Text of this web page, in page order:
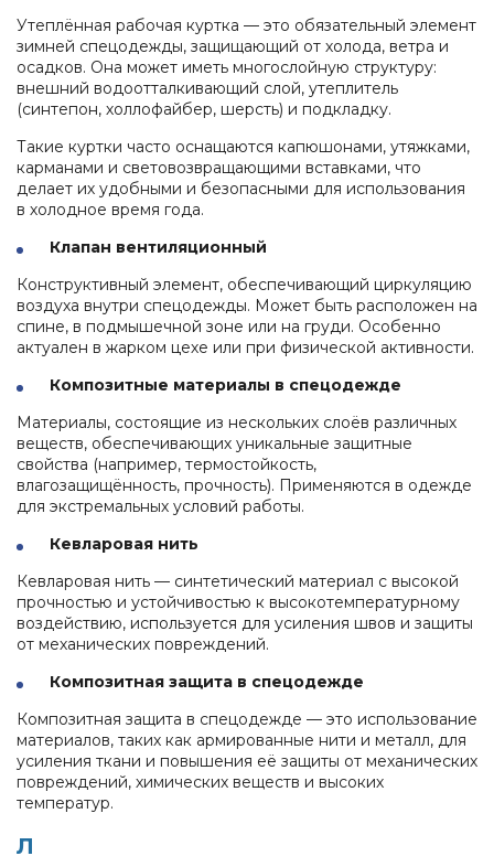
Утеплённая рабочая куртка — это обязательный элемент
зимней спецодежды, защищающий от холода, ветра и
осадков. Она может иметь многослойную структуру:
внешний водоотталкивающий слой, утеплитель
(синтепон, холлофайбер, шерсть) и подкладку.
Такие куртки часто оснащаются капюшонами, утяжками,
карманами и световозвращающими вставками, что
делает их удобными и безопасными для использования
в холодное время года.
Клапан вентиляционный
Конструктивный элемент, обеспечивающий циркуляцию
воздуха внутри спецодежды. Может быть расположен на
спине, в подмышечной зоне или на груди. Особенно
актуален в жарком цехе или при физической активности.
Композитные материалы в спецодежде
Материалы, состоящие из нескольких слоёв различных
веществ, обеспечивающих уникальные защитные
свойства (например, термостойкость,
влагозащищённость, прочность). Применяются в одежде
для экстремальных условий работы.
Кевларовая нить
Кевларовая нить — синтетический материал с высокой
прочностью и устойчивостью к высокотемпературному
воздействию, используется для усиления швов и защиты
от механических повреждений.
Композитная защита в спецодежде
Композитная защита в спецодежде — это использование
материалов, таких как армированные нити и металл, для
усиления ткани и повышения её защиты от механических
повреждений, химических веществ и высоких
температур.
Л